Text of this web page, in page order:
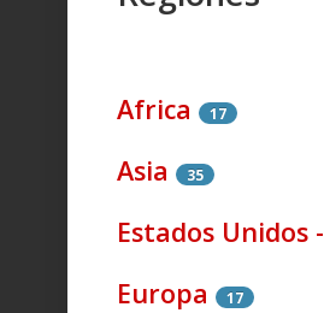
Africa 17
Asia 35
Estados Unidos
Europa 17